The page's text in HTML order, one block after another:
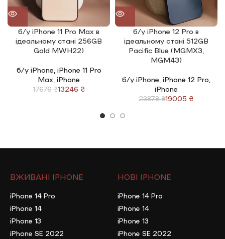
б/у iPhone 11 Pro Max в
ідеальному стані 256GB
Gold MWH22)
б/у iPhone, iPhone 11 Pro
Max iPhone
17676₴13246 ₴
б/у iPhone 12 Pro в
ідеальному стані 512GB
Pacific Blue (MGMX3,
MGM43)
б/у iPhone, iPhone 12 Pro
iPhone
23878₴19005 ₴
ВЖИВАНІ IPHONE
iPhone 14 Pro
iPhone 14
iPhone 13
iPhone SE 2022
НОВІ IPHONE
iPhone 14 Pro
iPhone 14
iPhone 13
iPhone SE 2022